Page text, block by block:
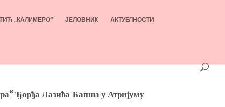
„КАЛИМЕРО“ ЈЕЛОВНИК АКТУЕЛНОСТИ
Ђорђа Лазића Ћапша у Атријуму